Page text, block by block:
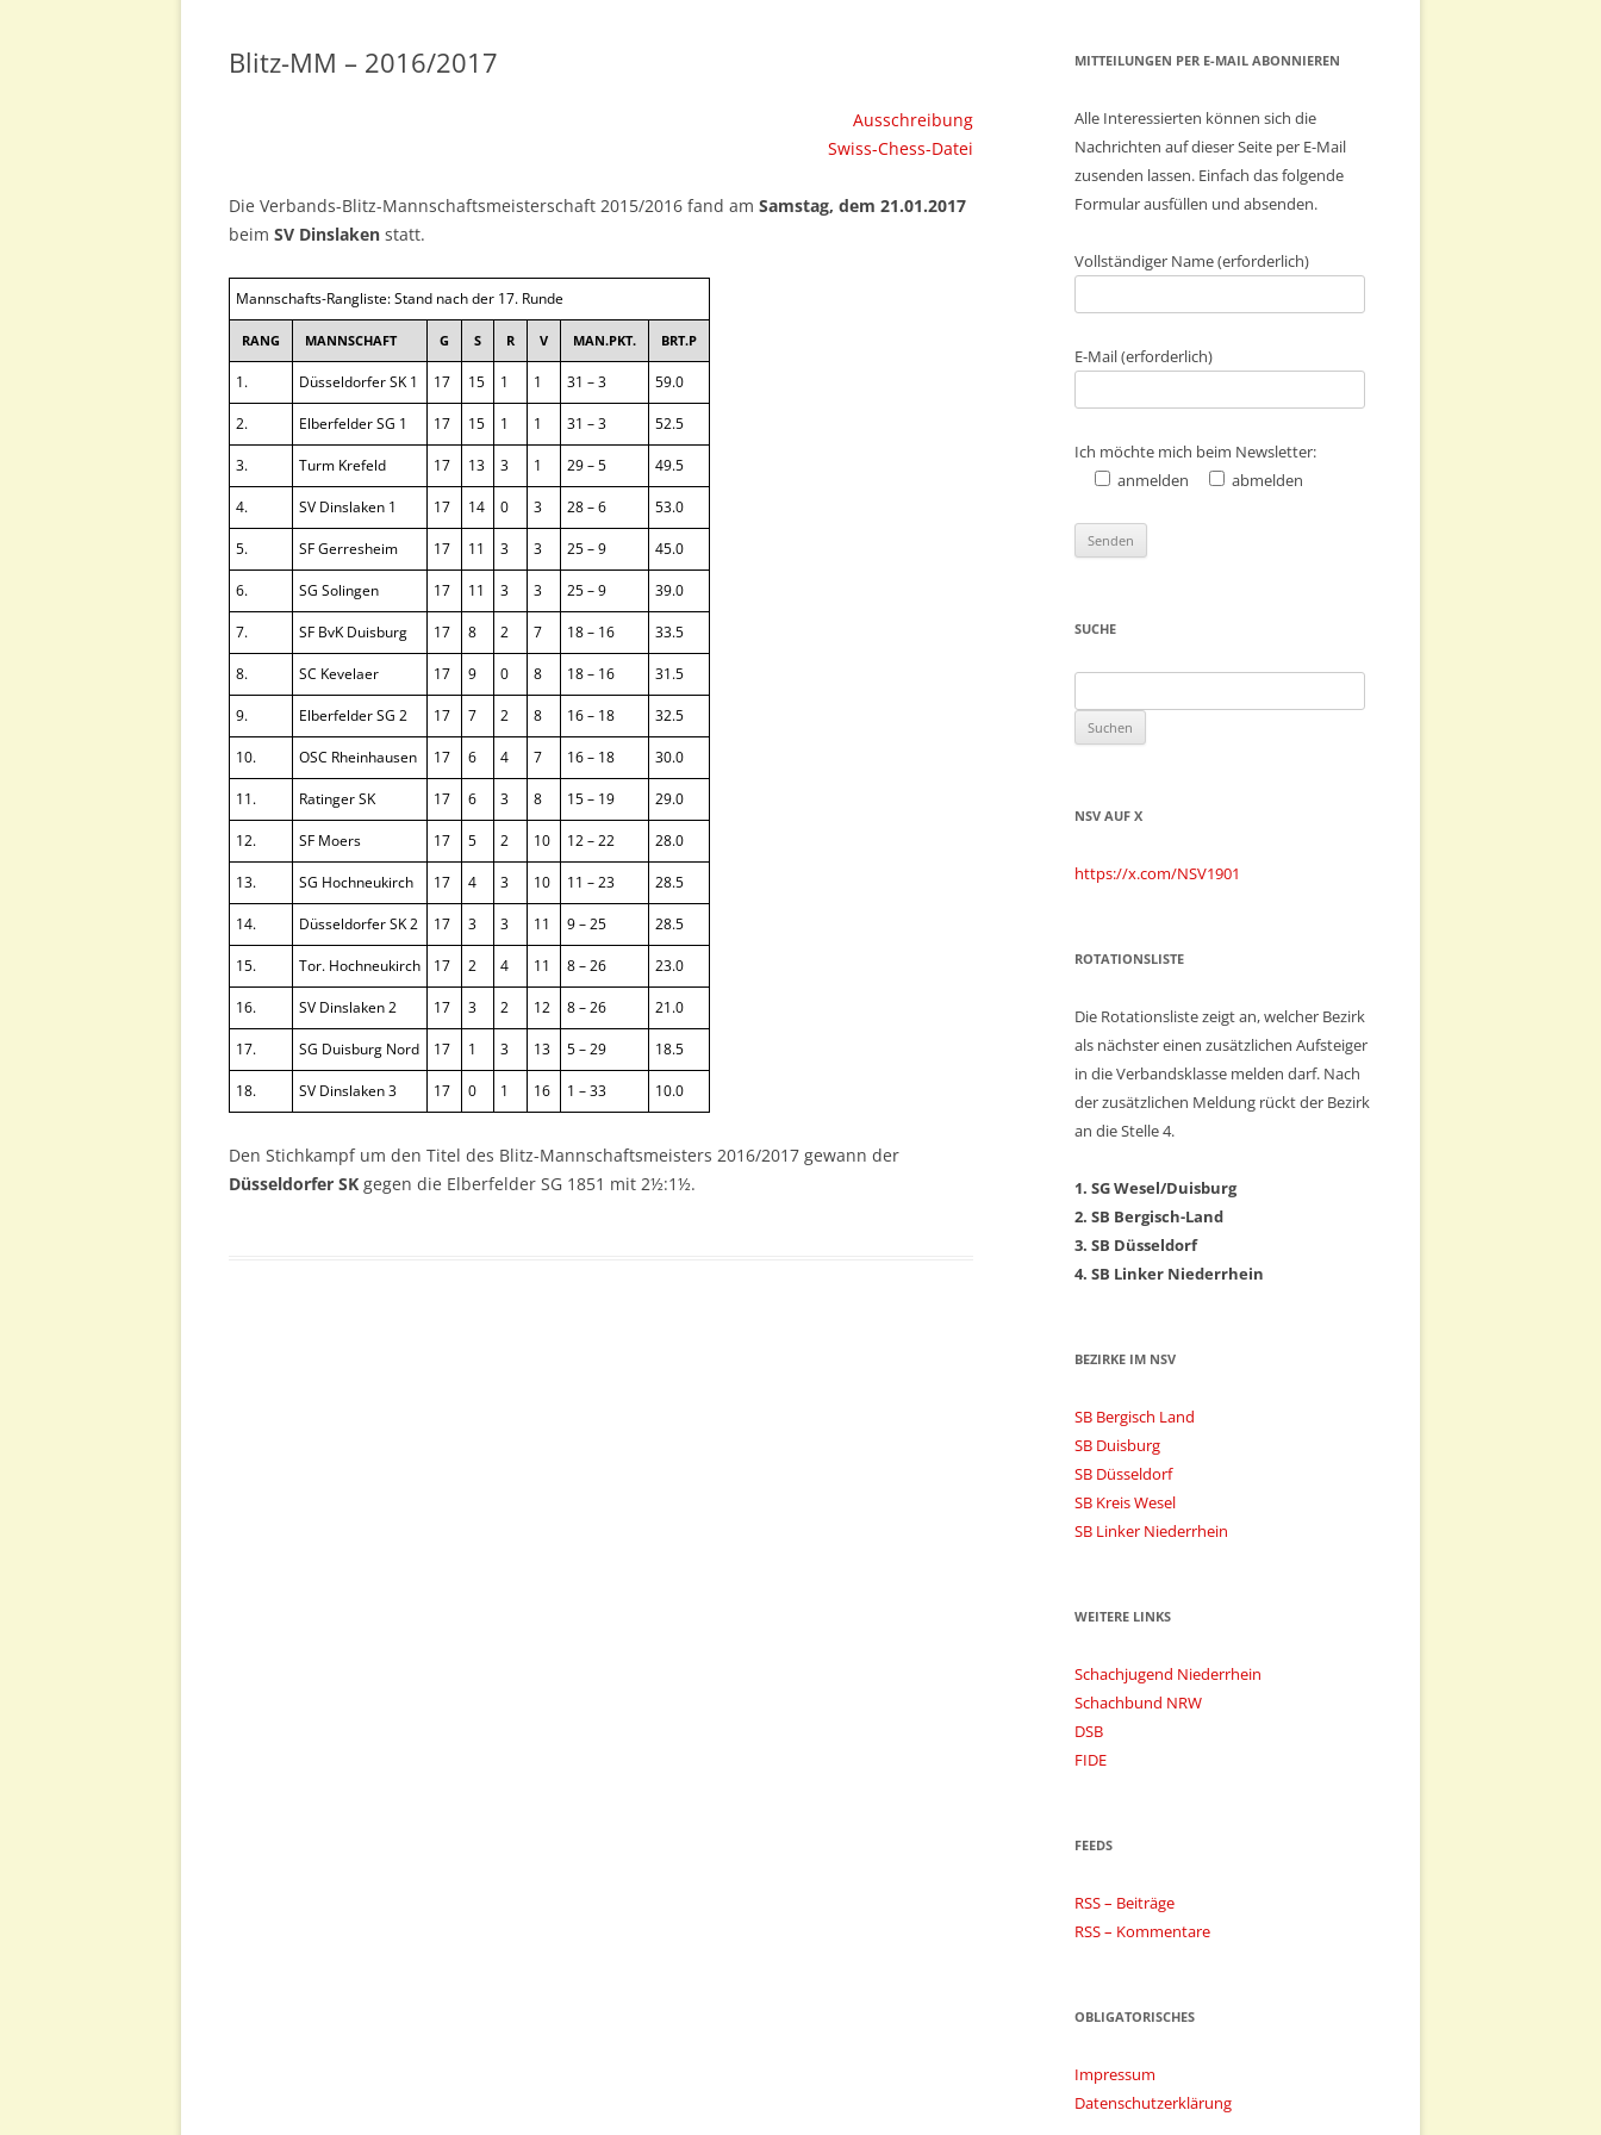
SCHACH-960-EM
SAISON 2016/2017
Blitz-MM – 2016/2017
Ausschreibung
Swiss-Chess-Datei
Die Verbands-Blitz-Mannschaftsmeisterschaft 2015/2016 fand am Samstag, dem 21.01.2017
beim SV Dinslaken statt.
Mannschafts-Rangliste: Stand nach der 17. Runde
RANG MANNSCHAFT G S R V MAN.PKT. BRT.P
1. Düsseldorfer SK 1 17 15 1 1 31 – 3 59.0
2. Elberfelder SG 1 17 15 1 1 31 – 3 52.5
3. Turm Krefeld 17 13 3 1 29 – 5 49.5
4. SV Dinslaken 1 17 14 0 3 28 – 6 53.0
5. SF Gerresheim 17 11 3 3 25 – 9 45.0
6. SG Solingen 17 11 3 3 25 – 9 39.0
7. SF BvK Duisburg 17 8 2 7 18 – 16 33.5
8. SC Kevelaer 17 9 0 8 18 – 16 31.5
9. Elberfelder SG 2 17 7 2 8 16 – 18 32.5
10. OSC Rheinhausen 17 6 4 7 16 – 18 30.0
11. Ratinger SK 17 6 3 8 15 – 19 29.0
12. SF Moers 17 5 2 10 12 – 22 28.0
13. SG Hochneukirch 17 4 3 10 11 – 23 28.5
14. Düsseldorfer SK 2 17 3 3 11 9 – 25 28.5
15. Tor. Hochneukirch 17 2 4 11 8 – 26 23.0
16. SV Dinslaken 2 17 3 2 12 8 – 26 21.0
17. SG Duisburg Nord 17 1 3 13 5 – 29 18.5
18. SV Dinslaken 3 17 0 1 16 1 – 33 10.0
Den Stichkampf um den Titel des Blitz-Mannschaftsmeisters 2016/2017 gewann der
Düsseldorfer SK gegen die Elberfelder SG 1851 mit 2½:1½.
MITTEILUNGEN PER E-MAIL ABONNIEREN
Alle Interessierten können sich die
Nachrichten auf dieser Seite per E-Mail
zusenden lassen. Einfach das folgende
Formular ausfüllen und absenden.
Vollständiger Name (erforderlich)
E-Mail (erforderlich)
Ich möchte mich beim Newsletter:
anmelden
abmelden
SUCHE
nach:
NSV AUF X
https://x.com/NSV1901
ROTATIONSLISTE
Die Rotationsliste zeigt an, welcher Bezirk
als nächster einen zusätzlichen Aufsteiger
in die Verbandsklasse melden darf. Nach
der zusätzlichen Meldung rückt der Bezirk
an die Stelle 4.
1. SG Wesel/Duisburg
2. SB Bergisch-Land
3. SB Düsseldorf
4. SB Linker Niederrhein
BEZIRKE IM NSV
SB Bergisch Land
SB Duisburg
SB Düsseldorf
SB Kreis Wesel
SB Linker Niederrhein
WEITERE LINKS
Schachjugend Niederrhein
Schachbund NRW
DSB
FIDE
FEEDS
RSS – Beiträge
RSS – Kommentare
OBLIGATORISCHES
Impressum
Datenschutzerklärung